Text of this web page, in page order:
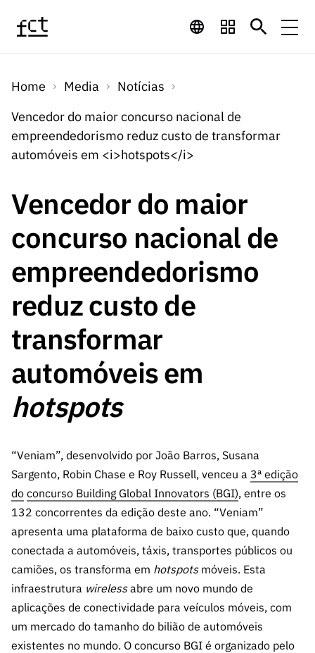
Financiamento
Programas de
Financiamento
Prémios
LINKS
RÁPIDOS
ão
Emprego
Científico
Projetos
I&D
Concursos
Concursos
Concursos Abertos
Concursos Previstos
Concursos Fechados
Calendário de
Concursos FCT 2026
Bolsas
Emprego
Projetos
ServiçosServiços digitais:
Tecnologia para o
Conhecimento
Arquivo, Documentação
e Informação
Acesso a dados
estatísticos para fins
científicos – Protocolo
INE/DGEEC/FCT
Balcão da Ciência
Media
MediaNotícias
Notas de Imprensa
Newsletter
Agenda
Publicações
LINKS
de
Concursos
FCT
90 Segundos
Subscrever
Direct Mail
de
Concursos
Comunicado
s
Sobre
SobreA FCT
Transparência
Estudos e Planeamento
Estratégico
Documentos de Gestão
Apoios Comunitários
Contactos
ão e
Benefícios
Fiscais
Recrutam
ento,
Aquisição
de
Serviços e
Parcerias
Consultas
públicas
Home Media
Notícias
Vencedor do maior concurso nacional de
empreendedorismo reduz custo de transformar
automóveis em <i>hotspots</i>
Vencedor do maior
concurso nacional de
empreendedorismo
reduz custo de
transformar
automóveis em
hotspots
“Veniam”, desenvolvido por João Barros, Susana
Sargento, Robin Chase e Roy Russell, venceu a 3ª edição
do concurso Building Global Innovators (BGI), entre os
132 concorrentes da edição deste ano. “Veniam”
apresenta uma plataforma de baixo custo que, quando
conectada a automóveis, táxis, transportes públicos ou
camiões, os transforma em hotspotsmóveis. Esta
infraestrutura wirelessabre um novo mundo de
aplicações de conectividade para veículos móveis, com
um mercado do tamanho do bilião de automóveis
existentes no mundo. O concurso BGI é organizado pelo